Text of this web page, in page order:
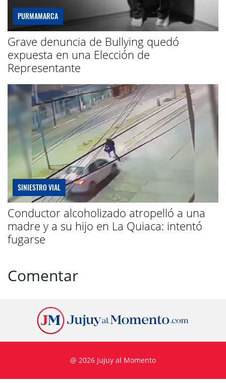
PURMAMARCA
Grave denuncia de Bullying quedó
expuesta en una Elección de
Representante
SINIESTRO VIAL
Conductor alcoholizado atropelló a una
madre y a su hijo en La Quiaca: intentó
fugarse
Comentar
@ 2026 Jujuy al Momento